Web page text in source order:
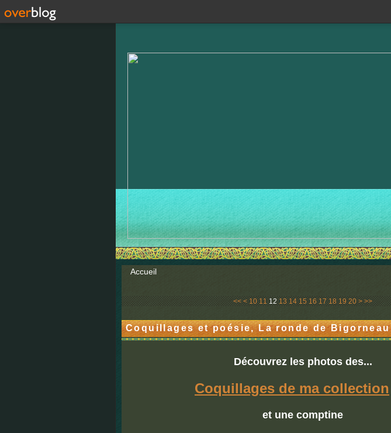
Accueil
<< < 10 11 12 13 14 15 16 17 18 19 2030
> >>
Coquillages et poésie, La ronde de Bigorneau
Découvrez les photos des...
Coquillages de ma collection
et une comptine